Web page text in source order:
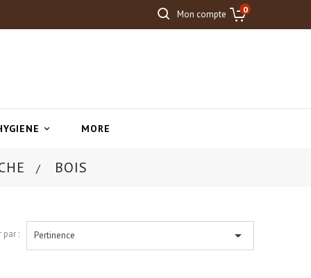
Mon compte 0
 MORE
BOIS
par : Pertinence 